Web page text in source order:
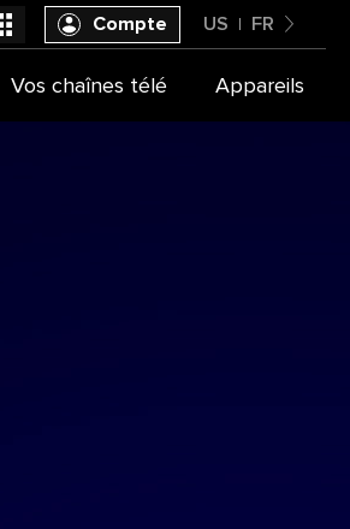
United States
US FR
Compte
Vos chaînes télé Appareils